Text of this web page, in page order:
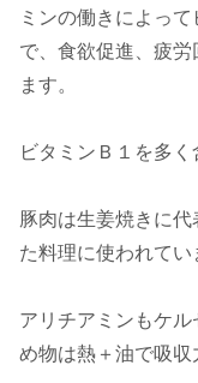
ミンの働きによっ
で、食欲促進、疲
ます。
ビタミンＢ１を多く
豚肉は生姜焼きに
た料理に使われてい
アリチアミンもケ
め物は熱＋油で吸収